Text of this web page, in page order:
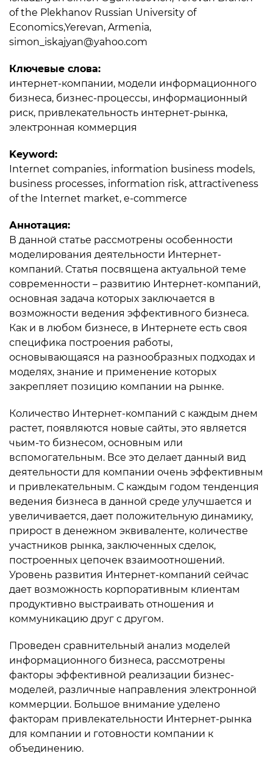
of the Plekhanov Russian University of
Economics,Yerevan, Armenia,
simon_iskajyan@yahoo.com
Ключевые слова:
интернет-компании, модели информационного
бизнеса, бизнес-процессы, информационный
риск, привлекательность интернет-рынка,
электронная коммерция
Keyword:
Internet companies, information business models,
business processes, information risk, attractiveness
of the Internet market, e-commerce
Аннотация:
В данной статье рассмотрены особенности
моделирования деятельности Интернет-
компаний. Статья посвящена актуальной теме
современности – развитию Интернет-компаний,
основная задача которых заключается в
возможности ведения эффективного бизнеса.
Как и в любом бизнесе, в Интернете есть своя
специфика построения работы,
основывающаяся на разнообразных подходах и
моделях, знание и применение которых
закрепляет позицию компании на рынке.
Количество Интернет-компаний с каждым днем
растет, появляются новые сайты, это является
чьим-то бизнесом, основным или
вспомогательным. Все это делает данный вид
деятельности для компании очень эффективным
и привлекательным. С каждым годом тенденция
ведения бизнеса в данной среде улучшается и
увеличивается, дает положительную динамику,
прирост в денежном эквиваленте, количестве
участников рынка, заключенных сделок,
построенных цепочек взаимоотношений.
Уровень развития Интернет-компаний сейчас
дает возможность корпоративным клиентам
продуктивно выстраивать отношения и
коммуникацию друг с другом.
Проведен сравнительный анализ моделей
информационного бизнеса, рассмотрены
факторы эффективной реализации бизнес-
моделей, различные направления электронной
коммерции. Большое внимание уделено
факторам привлекательности Интернет-рынка
для компании и готовности компании к
объединению.